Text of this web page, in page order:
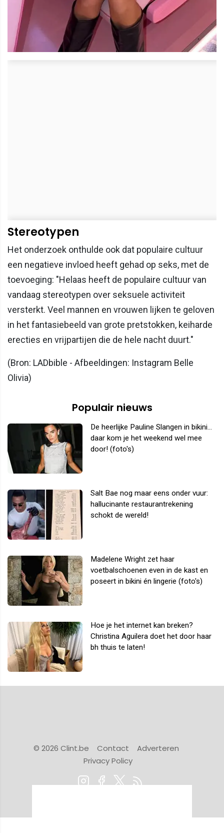
Stereotypen
Het onderzoek onthulde ook dat populaire cultuur
een negatieve invloed heeft gehad op seks, met de
toevoeging: "Helaas heeft de populaire cultuur van
vandaag stereotypen over seksuele activiteit
versterkt. Veel mannen en vrouwen lijken te geloven
in het fantasiebeeld van grote pretstokken, keiharde
erecties en vrijpartijen die de hele nacht duurt."
(Bron: LADbible - Afbeeldingen: Instagram Belle
Olivia)
Populair nieuws
De heerlijke Pauline Slangen in bikini...
daar kom je het weekend wel mee
door! (foto's)
Salt Bae nog maar eens onder vuur:
hallucinante restaurantrekening
schokt de wereld!
Madelene Wright zet haar
voetbalschoenen even in de kast en
poseert in bikini én lingerie (foto's)
Hoe je het internet kan breken?
Christina Aguilera doet het door haar
bh thuis te laten!
© 2026 Clint.be Contact
Adverteren
Privacy Policy